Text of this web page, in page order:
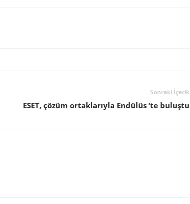
Sonraki İçerik
ESET, çözüm ortaklarıyla Endülüs ’te buluştu